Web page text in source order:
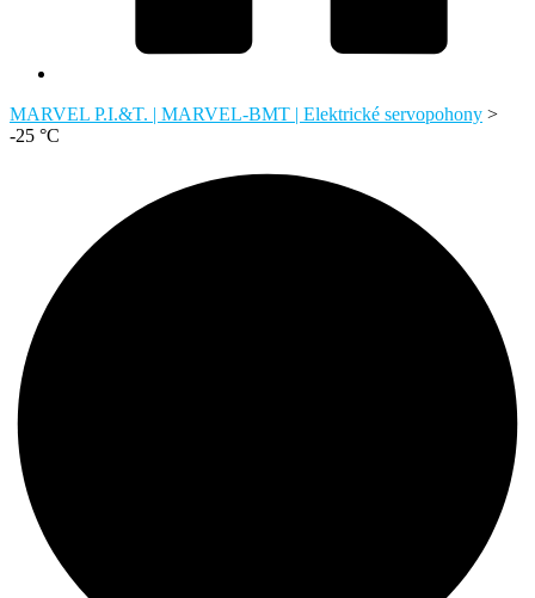
MARVEL P.I.&T. | MARVEL-BMT | Elektrické servopohony >
-25 °C